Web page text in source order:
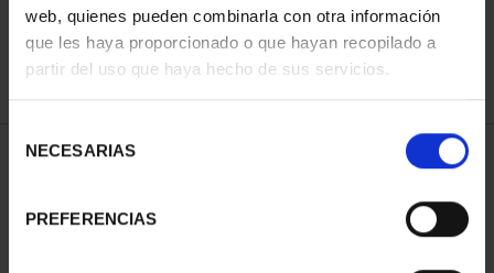
web, quienes pueden combinarla con otra información
que les haya proporcionado o que hayan recopilado a
partir del uso que haya hecho de sus servicios.
NECESARIAS
PREFERENCIAS
REFINAR
1 Productos encontrados